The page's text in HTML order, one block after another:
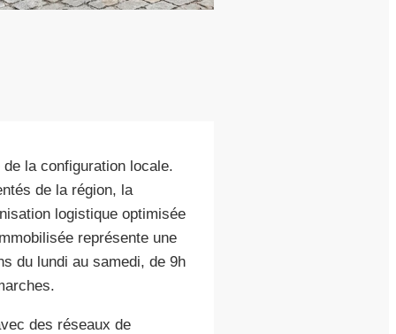
la configuration locale.
de la région, la
logistique optimisée
représente une
du lundi au samedi, de 9h
des réseaux de